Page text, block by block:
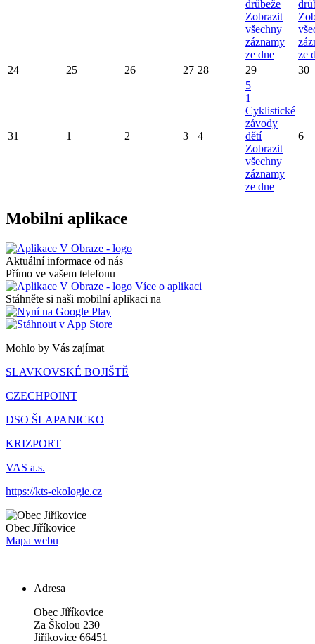
drůbeže
Zobrazit
všechny
záznamy
ze dne
ze
24
25 26 27 28 29 30
31 1 2 3 4
5
1
Cyklistické
závody
dětí
Zobrazit
všechny
záznamy
ze dne
6
Mobilní aplikace
Aktuální informace od nás
Přímo ve vašem telefonu
Více o aplikaci
Stáhněte si naši mobilní aplikaci na
Mohlo by Vás zajímat
SLAVKOVSKÉ BOJIŠTĚ
CZECHPOINT
DSO ŠLAPANICKO
KRIZPORT
VAS a.s.
https://kts-ekologie.cz
Obec Jiříkovice
Mapa webu
Adresa
Obec Jiříkovice
Za Školou 230
Jiříkovice 66451